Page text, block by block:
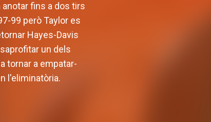
fins a dos tirs
99 però Taylor es
Hayes-Davis
un dels
tornar a empatar-
l'eliminatòria.